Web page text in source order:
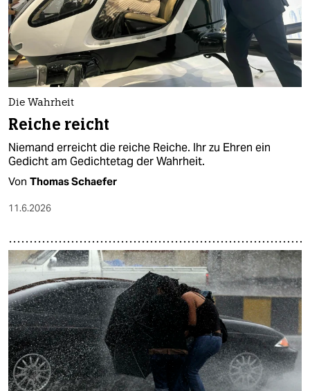
Die Wahrheit
Reiche reicht
Niemand erreicht die reiche Reiche. Ihr zu Ehren ein
Gedicht am Gedichtetag der Wahrheit.
Von Thomas Schaefer
11.6.2026